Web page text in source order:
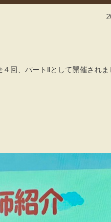
回、パートⅡとして開催されま